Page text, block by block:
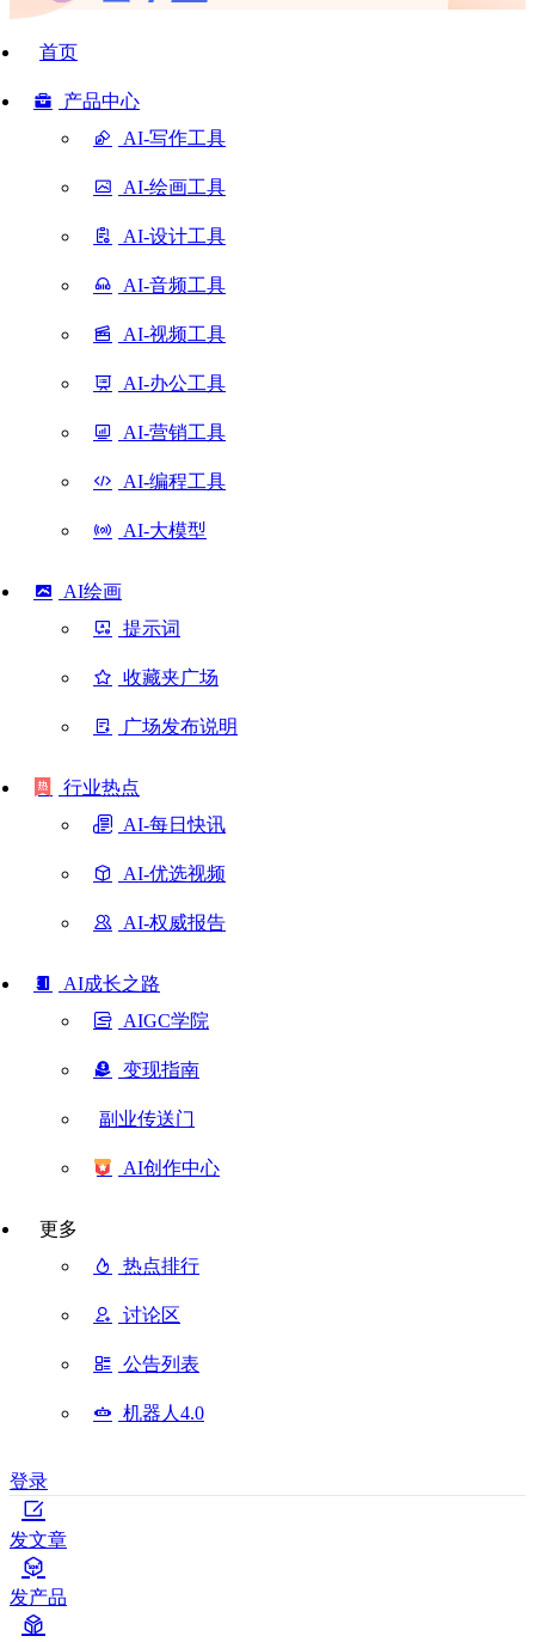
首页
产品中心
AI-写作工具
AI-绘画工具
AI-设计工具
AI-音频工具
AI-视频工具
AI-办公工具
AI-营销工具
AI-编程工具
AI-大模型
AI绘画
提示词
收藏夹广场
广场发布说明
行业热点
AI-每日快讯
AI-优选视频
AI-权威报告
AI成长之路
AIGC学院
变现指南
副业传送门
AI创作中心
更多
热点排行
讨论区
公告列表
机器人4.0
登录
发文章
发产品